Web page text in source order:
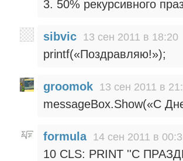
3. 50% рекурсивного
sibvic 13 сен 2011 в 18:20
printf(«Поздравляю!»);
groomok 13 сен 2011 в
messageBox.Show(«С
formula 14 сен 2011 в
10 CLS: PRINT ''С